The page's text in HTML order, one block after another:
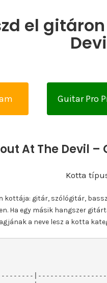
el
Guitar Pro
At The Devil –
Kotta
kottája: gitár, szólógitár,
Ha egy másik hangszer
a neve lesz a kotta